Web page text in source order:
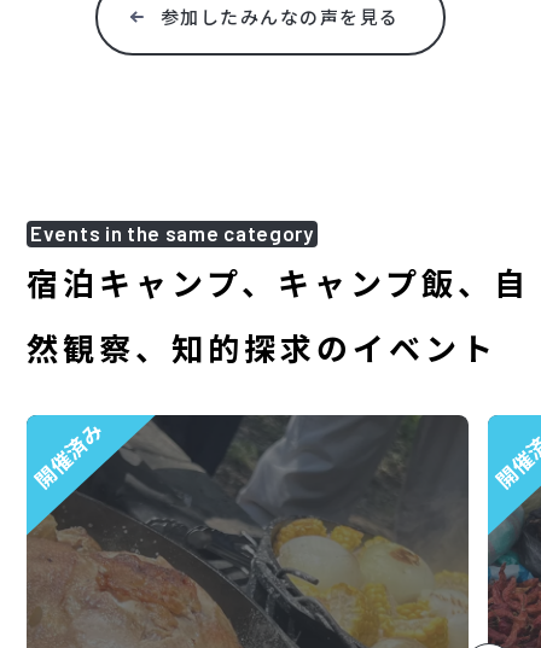
参加したみんなの声を見る
Events in the same category
宿泊キャンプ、キャンプ飯、自
然観察、知的探求のイベント
開催済み 開